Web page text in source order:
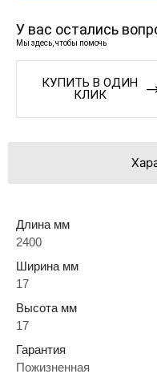
У вас остались
Мы здесь, чтобы помочь
КУПИТЬ В ОДИН
КЛИК
Длина мм
2400
Ширина мм
17
Высота мм
17
Гарантия
Пожизненная